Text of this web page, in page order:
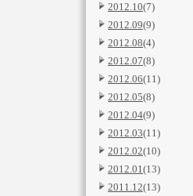
2012.10(7)
2012.09(9)
2012.08(4)
2012.07(8)
2012.06(11)
2012.05(8)
2012.04(9)
2012.03(11)
2012.02(10)
2012.01(13)
2011.12(13)